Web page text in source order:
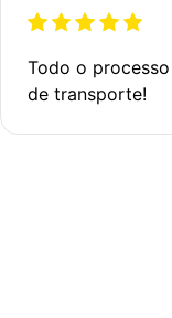
Todo o
de transporte!